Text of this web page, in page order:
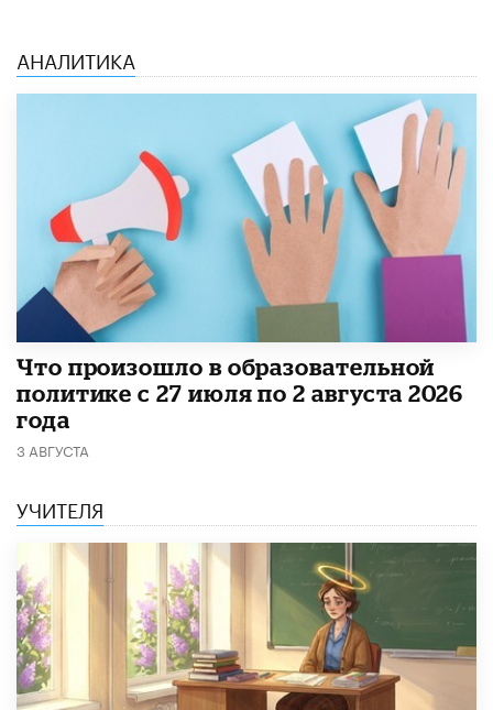
АНАЛИТИКА
​Что произошло в образовательной
политике с 27 июля по 2 августа 2026
года
3 АВГУСТА
УЧИТЕЛЯ